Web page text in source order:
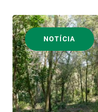
NOTÍCIA